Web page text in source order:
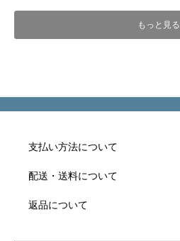
もっと見る
支払い方法について
配送・送料について
返品について